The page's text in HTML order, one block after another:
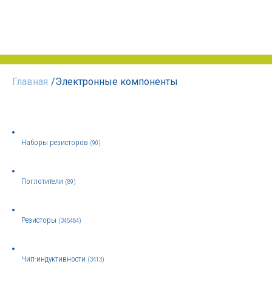
Главная /Электронные компоненты
Наборы резисторов (90)
Поглотители (89)
Резисторы (345484)
Чип-индуктивности (3413)